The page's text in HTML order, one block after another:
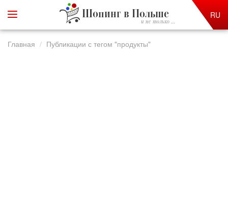
Шопинг в Польше
и не только ...
RU
Главная Публикации с тегом "продукты"